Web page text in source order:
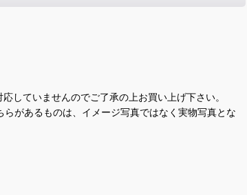
していませんのでご了承の上お買い上げ下さい。
があるものは、イメージ写真ではなく実物写真とな